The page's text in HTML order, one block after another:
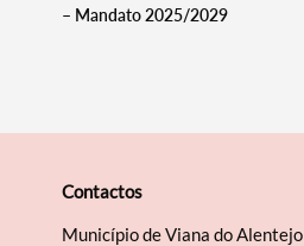
– Mandato 2025/2029
Contactos
Município de Viana do Alentejo